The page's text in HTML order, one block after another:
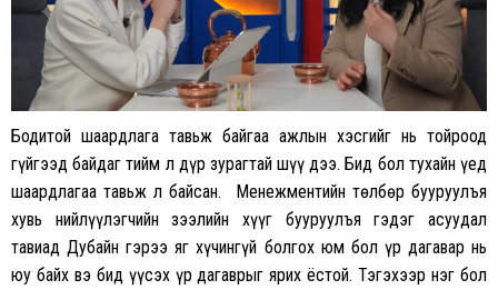
Бодитой шаардлага тавьж байгаа ажлын хэсгийг нь тойроод
гүйгээд байдаг тийм л дүр зурагтай шүү дээ. Бид бол тухайн үед
шаардлагаа тавьж л байсан. Менежментийн төлбөр бууруулъя
хувь нийлүүлэгчийн зээлийн хүүг бууруулъя гэдэг асуудал
тавиад Дубайн гэрээ яг хүчингүй болгох юм бол үр дагавар нь
юу байх вэ бид үүсэх үр дагаврыг ярих ёстой. Тэгэхээр нэг бол